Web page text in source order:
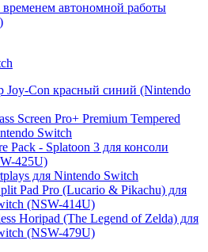
автономной работы
Joy-Con красный синий (Nintendo
Screen Pro+ Premium Tempered
Switch
Pack - Splatoon 3 для консоли
425U)
для Nintendo Switch
Pad Pro (Lucario & Pikachu) для
(NSW-414U)
Horipad (The Legend of Zelda) для
(NSW-479U)